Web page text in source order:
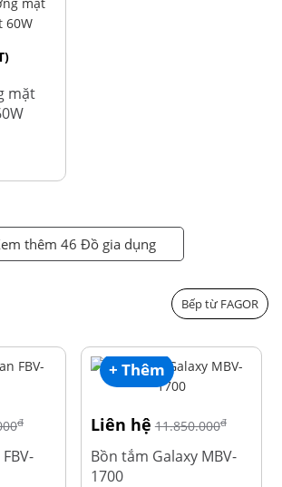
mặt
thêm 46 Đồ gia dụng
Bếp từ FAGOR
đ
+ Thêm
Liên hệ 11.850.000đ
Bồn tắm Galaxy MBV-
1700